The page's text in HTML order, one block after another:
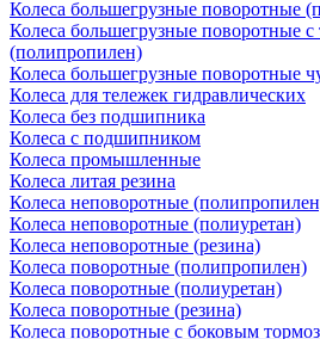
Колеса большегрузные поворотные
Колеса большегрузные поворотные с
(полипропилен)
Колеса большегрузные поворотные
Колеса для тележек гидравлических
Колеса без подшипника
Колеса с подшипником
Колеса промышленные
Колеса литая резина
Колеса неповоротные
Колеса неповоротные (полиуретан)
Колеса неповоротные (резина)
Колеса поворотные (полипропилен)
Колеса поворотные (полиуретан)
Колеса поворотные (резина)
Колеса поворотные c боковым